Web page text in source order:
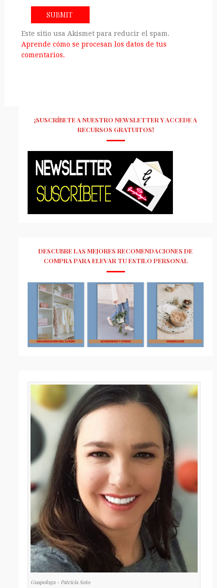
Este sitio usa Akismet para reducir el spam.
Aprende cómo se procesan los datos de tus
comentarios.
¡SUSCRÍBETE A NUESTRO NEWSLETTER Y ACCEDE A
RECURSOS GRATUITOS!
DESCUBRE LAS MEJORES RECOMENDACIONES DE
COMPRA PARA ELEVAR TU ESTILO PERSONAL
Guapologa - Patricia Soto